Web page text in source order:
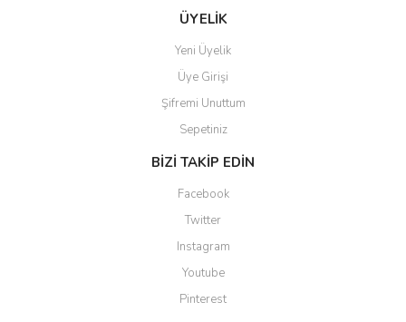
ÜYELİK
Yeni Üyelik
Üye Girişi
Şifremi Unuttum
Sepetiniz
BİZİ TAKİP EDİN
Facebook
Twitter
Instagram
Youtube
Pinterest